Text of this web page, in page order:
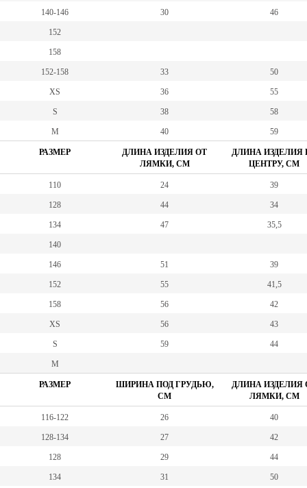
140-146 30 46
152
158
152-158 33 50
XS 36 55
S 38 58
M 40 59
РАЗМЕР
ДЛИНА ИЗДЕЛИЯ ОТ
ЛЯМКИ, СМ
ДЛИНА ИЗДЕЛИЯ
ЦЕНТРУ, СМ
110 24 39
128 44 34
134 47 35,5
140
146 51 39
152 55 41,5
158 56 42
XS 56 43
S 59 44
M
РАЗМЕР
ШИРИНА ПОД ГРУДЬЮ,
СМ
ДЛИНА ИЗДЕЛИЯ
ЛЯМКИ, СМ
116-122 26 40
128-134 27 42
128 29 44
134 31 50